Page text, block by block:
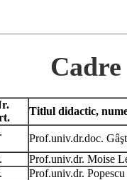
Titlul didactic,
Prof.univ.dr.doc.
Prof.univ.dr. Moise
Prof.univ.dr.